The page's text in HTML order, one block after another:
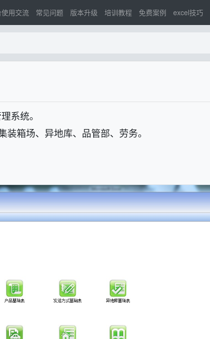
用交流 常见问题 版本升级 培训教程 免费案例 excel技巧
系统。
装箱场、异地库、品管部、劳务。